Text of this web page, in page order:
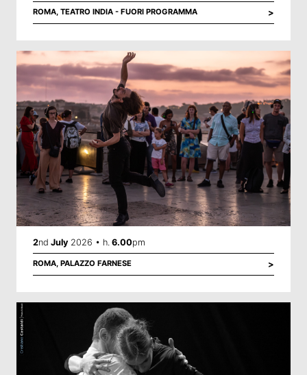
ROMA, TEATRO INDIA - FUORI PROGRAMMA >
2nd July 2026 • h. 6.00pm
ROMA, PALAZZO FARNESE >